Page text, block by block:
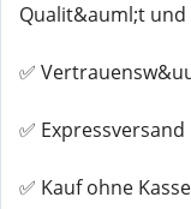
Qualit&auml;t und
✅
✅
✅ Kauf ohne